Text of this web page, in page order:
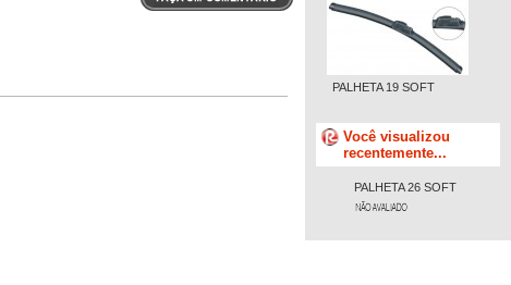
PALHETA 19 SOFT
Você visualizou
recentemente...
PALHETA 26 SOFT